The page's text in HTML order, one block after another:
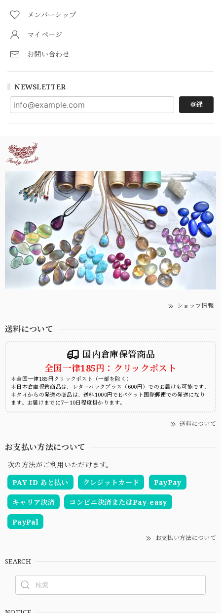
メンバーシップ
マイページ
お問い合わせ
NEWSLETTER
登録
ショップ情報
送料について
国内倉庫保管商品
全国一律185円：クリックポスト
＊全国一律185円クリックポスト（一部を除く）
＊日本倉庫保管商品は、レターパックプラス（600円）でのお届けも可能です。
＊タイからの発送の商品は、送料1000円でEパケット国際郵便での発送になり
ます。お届けまでに7～10日程度掛かります。
送料について
お支払い方法について
次の方法がご利用いただけます。
PAY ID あと払い
クレジットカード PayPay
キャリア決済 コンビニ決済またはPay-easy
PayPal
お支払い方法について
SEARCH